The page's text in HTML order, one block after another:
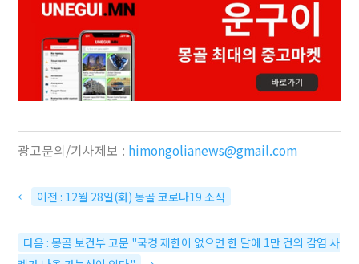
광고문의/기사제보 : himongolianews@gmail.com
← 이전 : 12월 28일(화) 몽골 코로나19 소식
다음 : 몽골 보건부 고문 "국경 제한이 없으면 한 달에 1만 건의 감염 사